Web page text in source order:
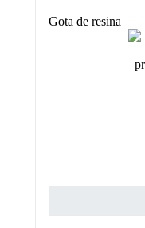
Gota de resina